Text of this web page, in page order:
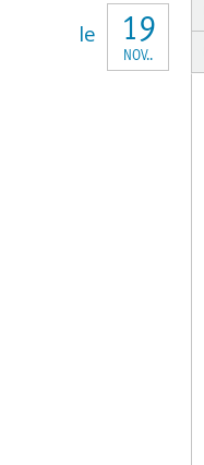
19
NOV..
le